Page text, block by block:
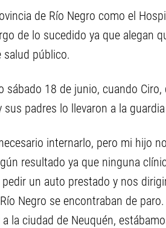
de Río Negro como el
de lo sucedido ya que alegan
salud público.
sábado 18 de junio, cuando
padres lo llevaron a la
internarlo, pero mi hijo
resultado ya que ninguna
un auto prestado y nos
Negro se encontraban de
la ciudad de Neuquén,